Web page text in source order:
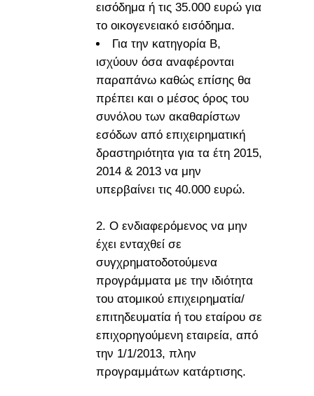
εισόδημα ή τις 35.000 ευρώ για
το οικογενειακό εισόδημα.
Για την κατηγορία Β,
ισχύουν όσα αναφέρονται
παραπάνω καθώς επίσης θα
πρέπει και o μέσος όρος του
συνόλου των ακαθαρίστων
εσόδων από επιχειρηματική
δραστηριότητα για τα έτη 2015,
2014 & 2013 να μην
υπερβαίνει τις 40.000 ευρώ.
2. Ο ενδιαφερόμενος να μην
έχει ενταχθεί σε
συγχρηματοδοτούμενα
προγράμματα με την ιδιότητα
του ατομικού επιχειρηματία/
επιτηδευματία ή του εταίρου σε
επιχορηγούμενη εταιρεία, από
την 1/1/2013, πλην
προγραμμάτων κατάρτισης.